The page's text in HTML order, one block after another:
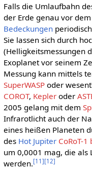
Falls die Umlaufbahn
der Erde genau vor
Bedeckungen
Sie lassen sich durch
(Helligkeitsmessungen
Exoplanet vor seinem
Messung kann mittels
SuperWASPoder
COROT, Kepleroder
2005 gelang mit dem
Infrarotlicht auch der
eines heißen Planeten
des Hot Jupiter CoRoT-1
um 0,0001 mag, die
werden.[11 ][12]